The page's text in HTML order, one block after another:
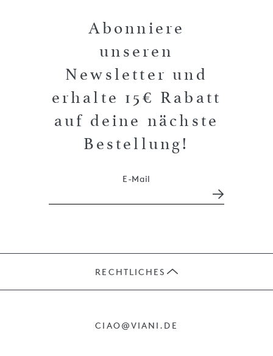
Abonniere
unseren
Newsletter und
erhalte 15€ Rabatt
auf deine nächste
Bestellung!
E-Mail
RECHTLICHES
CIAO@VIANI.DE